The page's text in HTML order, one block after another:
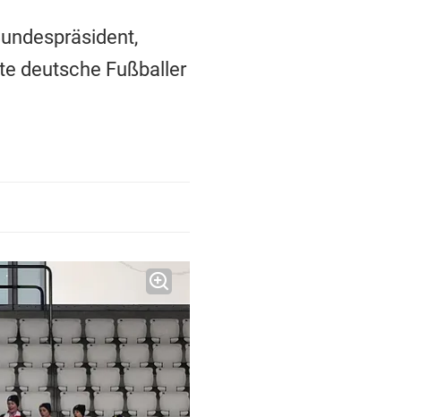
deutsche Fußballer